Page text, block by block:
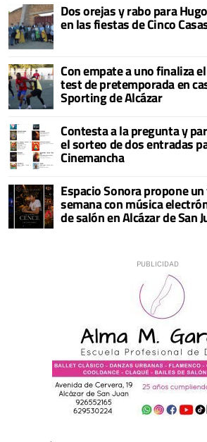
Dos orejas y rabo para
en las fiestas de Cinco
Con empate a uno finaliza
test de pretemporada en
Sporting de Alcázar
Contesta a la pregunta y
el sorteo de dos entradas
Cinemancha
Espacio Sonora propone
semana con música
de salón en Alcázar de San